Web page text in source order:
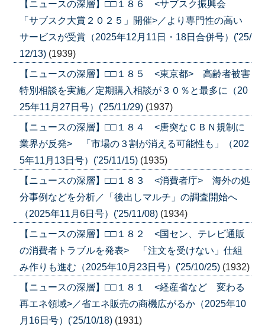
【ニュースの深層】□□１８６ <サブスク振興会
「サブスク大賞２０２５」開催>／より専門性の高い
サービスが受賞（2025年12月11日・18日合併号）('25/
12/13) (1939)
【ニュースの深層】□□１８５ <東京都> 高齢者被害
特別相談を実施／定期購入相談が３０％と最多に（20
25年11月27日号）('25/11/29) (1937)
【ニュースの深層】□□１８４ <唐突なＣＢＮ規制に
業界が反発> 「市場の３割が消える可能性も」（202
5年11月13日号）('25/11/15) (1935)
【ニュースの深層】□□１８３ <消費者庁> 海外の処
分事例などを分析／「後出しマルチ」の調査開始へ
（2025年11月6日号）('25/11/08) (1934)
【ニュースの深層】□□１８２ <国セン、テレビ通販
の消費者トラブルを発表> 「注文を受けない」仕組
み作りも進む（2025年10月23日号）('25/10/25) (1932)
【ニュースの深層】□□１８１ <経産省など 変わる
再エネ領域>／省エネ販売の商機広がるか（2025年10
月16日号）('25/10/18) (1931)